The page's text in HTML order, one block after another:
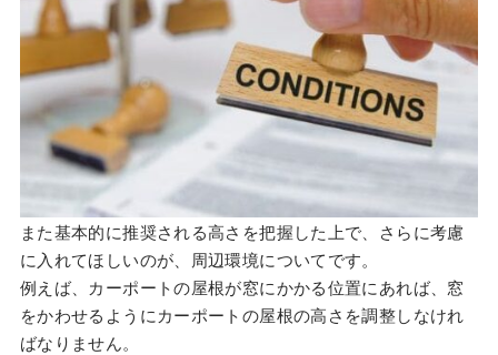
また基本的に推奨される高さを把握した上で、さらに考慮
に入れてほしいのが、周辺環境についてです。
例えば、カーポートの屋根が窓にかかる位置にあれば、窓
をかわせるようにカーポートの屋根の高さを調整しなけれ
ばなりません。